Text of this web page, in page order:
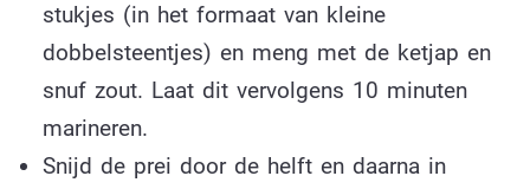
stukjes (in het formaat van kleine
dobbelsteentjes) en meng met de ketjap en
snuf zout. Laat dit vervolgens 10 minuten
marineren.
Snijd de prei door de helft en daarna in